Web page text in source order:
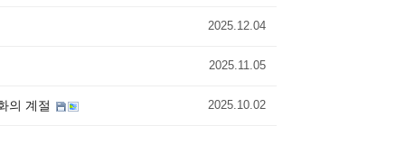
2025.12.04
2025.11.05
의 계절 2025.10.02